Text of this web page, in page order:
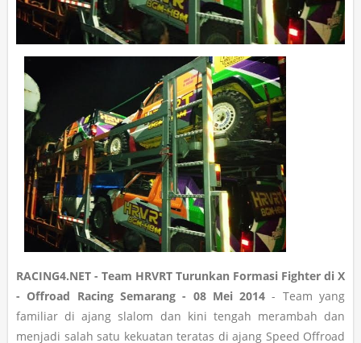
RACING4.NET - Team HRVRT Turunkan Formasi Fighter di X
- Offroad Racing Semarang - 08 Mei 2014- Team yang
familiar di ajang slalom dan kini tengah merambah dan
menjadi salah satu kekuatan teratas di ajang Speed Offroad